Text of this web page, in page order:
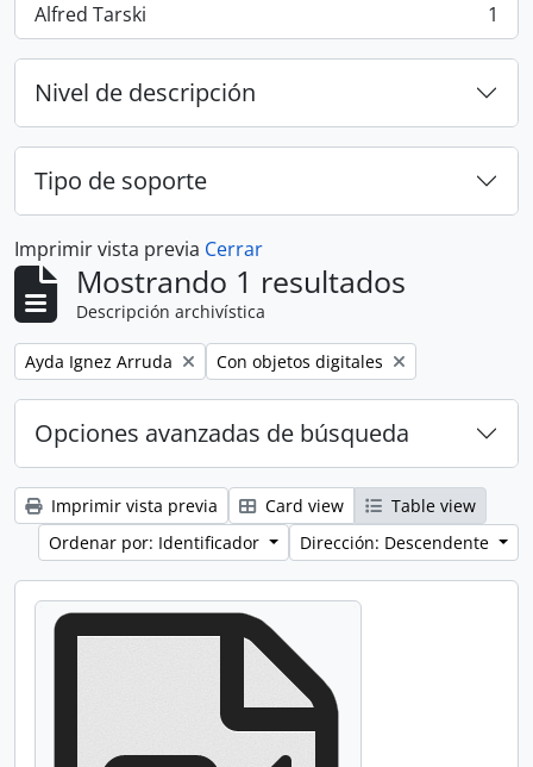
Alfred Tarski
, 1 resultados 1
Nivel de descripción
Tipo de soporte
Imprimir vista previa Cerrar
Mostrando 1 resultados
Descripción archivística
Remove filter:
Ayda Ignez Arruda Remove filter:
Con objetos digitales
Opciones avanzadas de búsqueda
Imprimir vista previa Card view
Table view
Ordenar por: Identificador
Dirección: Descendente